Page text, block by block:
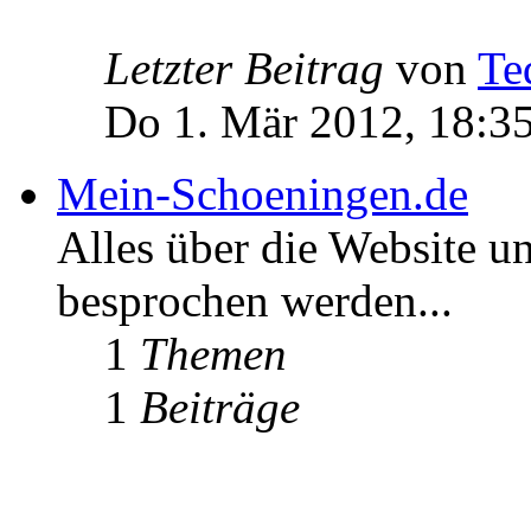
Letzter Beitrag von
Do 1. Mär 2012,
Mein-Schoeningen.de
Alles über die Website
besprochen werden...
1 Themen
1 Beiträge